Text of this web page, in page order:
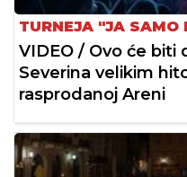
TURNEJA "JA SAMO
VIDEO / Ovo će biti
Severina velikim
rasprodanoj Areni